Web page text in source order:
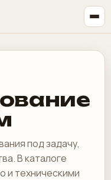
под задачу,
В каталоге
и техническими